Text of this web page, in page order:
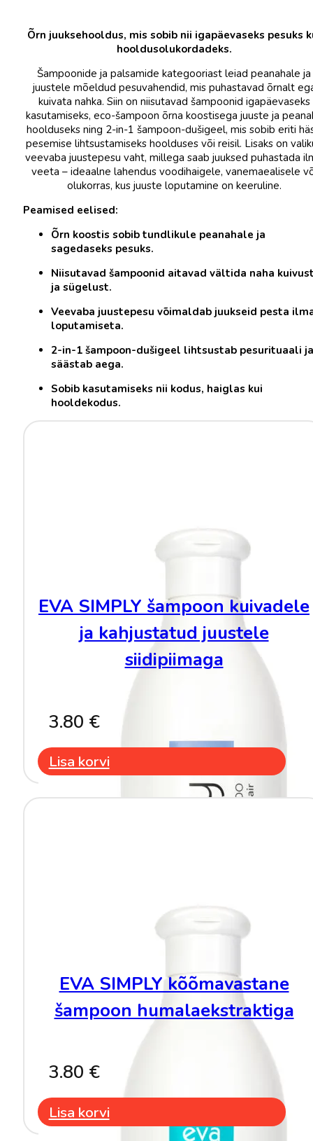
Õrn juuksehooldus, mis sobib nii igapäevaseks pesuks
hooldusolukordadeks.
Šampoonide ja palsamide kategooriast leiad peanahale ja
juustele mõeldud pesuvahendid, mis puhastavad õrnalt
kuivata nahka. Siin on niisutavad šampoonid igapäevaseks
kasutamiseks, eco-šampoon õrna koostisega juuste ja
hoolduseks ning 2-in-1 šampoon-dušigeel, mis sobib eriti
pesemise lihtsustamiseks hoolduses või reisil. Lisaks on
vee­vaba juustepesu vaht, millega saab juuksed puhastada
veeta – ideaalne lahendus voodihaigele, vanemaealisele
olukorras, kus juuste loputamine on keeruline.
Peamised eelised:
Õrn koostis sobib tundlikule peanahale ja
sagedaseks pesuks.
Niisutavad šampoonid aitavad vältida naha
ja sügelust.
Veevaba juustepesu võimaldab juukseid pesta
loputamiseta.
2-in-1 šampoon-dušigeel lihtsustab pesurituaali ja
säästab aega.
Sobib kasutamiseks nii kodus, haiglas kui
hooldekodus.
EVA SIMPLY šampoon kuivadele
ja kahjustatud juustele
siidipiimaga
3.80 €
Lisa korvi
EVA SIMPLY kõõmavastane
šampoon humalaekstraktiga
3.80 €
Lisa korvi